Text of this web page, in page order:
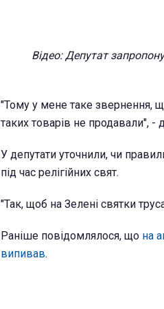
Відео: Депутат
"Тому у мене таке звернення,
таких товарів не продавали", -
У депутати уточнили, чи
під час релігійних свят.
"Так, щоб на Зелені святки
Раніше повідомлялося, що на
випивав.